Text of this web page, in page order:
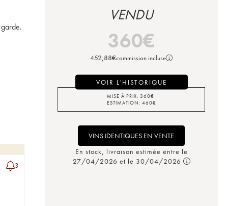
3
VENDU
360€
452,88€commission incluse
VOIR L'HISTORIQUE
MISE À PRIX: 360€
ESTIMATION: 460€
VINS IDENTIQUES EN VENTE
En stock, livraison estimée entre le
27/04/2026 et le 30/04/2026